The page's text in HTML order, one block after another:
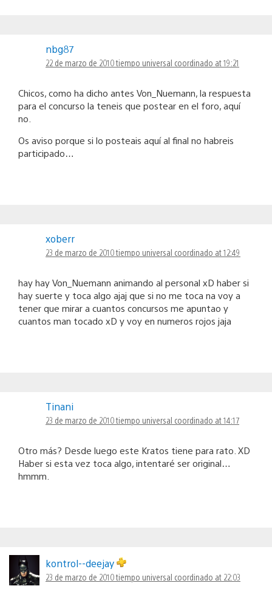
nbg87
22 de marzo de 2010 tiempo universal coordinado at 19:21
Chicos, como ha dicho antes Von_Nuemann, la respuesta
para el concurso la teneis que postear en el foro, aquí
no.
Os aviso porque si lo posteais aquí al final no habreis
participado…
xoberr
23 de marzo de 2010 tiempo universal coordinado at 12:49
hay hay Von_Nuemann animando al personal xD haber si
hay suerte y toca algo ajaj que si no me toca na voy a
tener que mirar a cuantos concursos me apuntao y
cuantos man tocado xD y voy en numeros rojos jaja
Tinani
23 de marzo de 2010 tiempo universal coordinado at 14:17
Otro más? Desde luego este Kratos tiene para rato. XD
Haber si esta vez toca algo, intentaré ser original…
hmmm.
kontrol--deejay
23 de marzo de 2010 tiempo universal coordinado at 22:03